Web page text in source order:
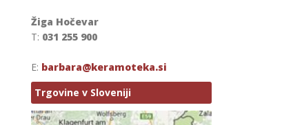
Žiga Hočevar
T: 031 255 900
E: barbara@keramoteka.si
Trgovine v Sloveniji